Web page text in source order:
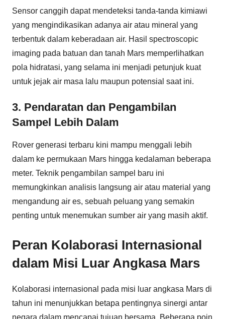
Sensor canggih dapat mendeteksi tanda-tanda kimiawi
yang mengindikasikan adanya air atau mineral yang
terbentuk dalam keberadaan air. Hasil spectroscopic
imaging pada batuan dan tanah Mars memperlihatkan
pola hidratasi, yang selama ini menjadi petunjuk kuat
untuk jejak air masa lalu maupun potensial saat ini.
3. Pendaratan dan Pengambilan
Sampel Lebih Dalam
Rover generasi terbaru kini mampu menggali lebih
dalam ke permukaan Mars hingga kedalaman beberapa
meter. Teknik pengambilan sampel baru ini
memungkinkan analisis langsung air atau material yang
mengandung air es, sebuah peluang yang semakin
penting untuk menemukan sumber air yang masih aktif.
Peran Kolaborasi Internasional
dalam Misi Luar Angkasa Mars
Kolaborasi internasional pada misi luar angkasa Mars di
tahun ini menunjukkan betapa pentingnya sinergi antar
negara dalam mencapai tujuan bersama. Beberapa poin